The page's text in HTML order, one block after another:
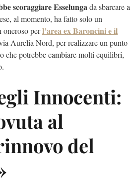
scoraggiare Esselungada sbarcare a
al momento, ha fatto solo un
oneroso perl’area ex Baroncini e il
Aurelia Nord, per realizzare un punto
che potrebbe cambiare molti equilibri,
Innocenti:
al
del